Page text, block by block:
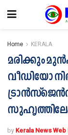
Home KERALA
മരിക്കും
വീഡിയോ
by Kerala News Web